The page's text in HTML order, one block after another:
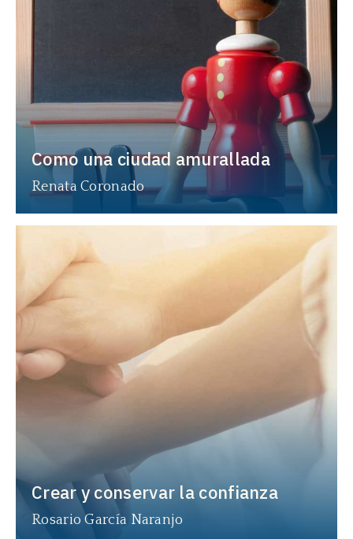
Como una ciudad amurallada
Renata Coronado
Crear y conservar la confianza
Rosario García Naranjo